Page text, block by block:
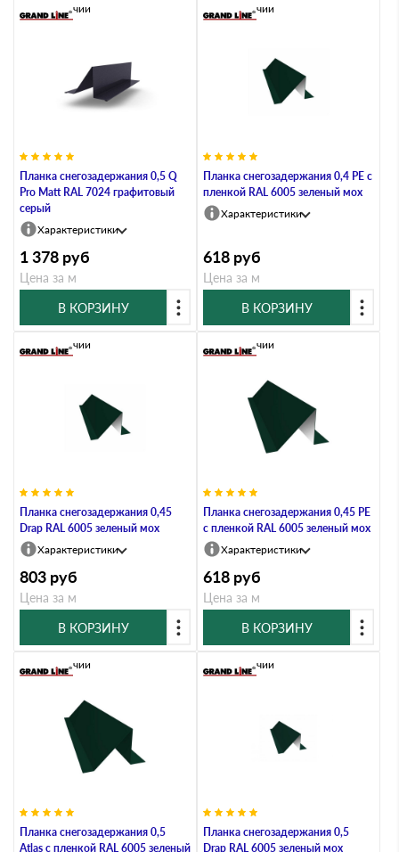
Планка снегозадержания 0,5 Q
Pro Matt RAL 7024 графитовый
серый
В наличии
Характеристики
1 378 руб
Цена за м
В КОРЗИНУ
Планка снегозадержания 0,4 PE с
пленкой RAL 6005 зеленый мох
В наличии
Характеристики
618 руб
Цена за м
В КОРЗИНУ
Планка снегозадержания 0,45
Drap RAL 6005 зеленый мох
В наличии
Характеристики
803 руб
Цена за м
В КОРЗИНУ
Планка снегозадержания 0,45 PE
с пленкой RAL 6005 зеленый мох
В наличии
Характеристики
618 руб
Цена за м
В КОРЗИНУ
Планка снегозадержания 0,5
Atlas с пленкой RAL 6005 зеленый
В наличии
Планка снегозадержания 0,5
Drap RAL 6005 зеленый мох
В наличии